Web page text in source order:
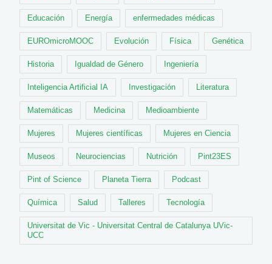
Educación Energía enfermedades médicas
EUROmicroMOOC Evolución Física Genética
Historia Igualdad de Género Ingeniería
Inteligencia Artificial IA Investigación Literatura
Matemáticas Medicina Medioambiente
Mujeres Mujeres científicas Mujeres en Ciencia
Museos Neurociencias Nutrición Pint23ES
Pint of Science Planeta Tierra Podcast
Química Salud Talleres Tecnología
Universitat de Vic - Universitat Central de Catalunya UVic-
UCC